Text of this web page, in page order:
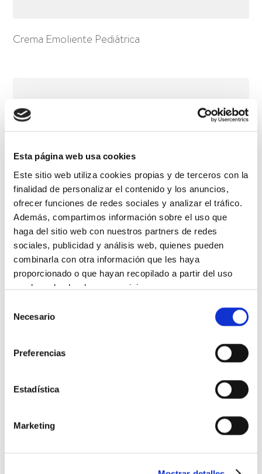
Esta página web usa cookies
Este sitio web utiliza cookies propias y de terceros con la
finalidad de personalizar el contenido y los anuncios,
ofrecer funciones de redes sociales y analizar el tráfico.
Además, compartimos información sobre el uso que
haga del sitio web con nuestros partners de redes
sociales, publicidad y análisis web, quienes pueden
combinarla con otra información que les haya
proporcionado o que hayan recopilado a partir del uso
que haya hecho de sus servicios.
Más información
Necesario
Preferencias
Estadística
Marketing
Crema Emoliente Pediátrica
Gel de Baño Pediátrico